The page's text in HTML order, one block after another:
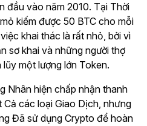
đầu vào năm 2010. Tại Thời
kiếm được 50 BTC cho mỗi
khai thác là rất nhỏ, bởi vì
sơ khai và những người thợ
một lượng lớn Token.
Nhân hiện chấp nhận thanh
các loại Giao Dịch, nhưng
Đã sử dụng Crypto để hoàn